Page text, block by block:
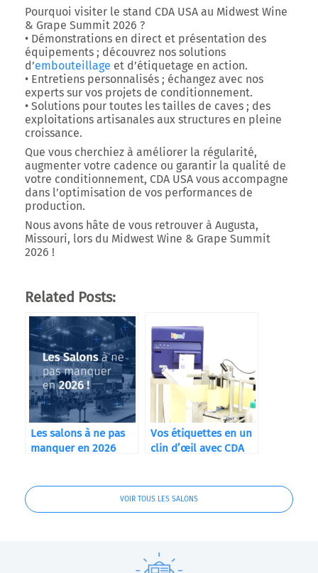
Pourquoi visiter le stand CDA USA au Midwest Wine
& Grape Summit 2026 ?
• Démonstrations en direct et présentation des
équipements ; découvrez nos solutions
d’embouteillage et d’étiquetage en action.
• Entretiens personnalisés ; échangez avec nos
experts sur vos projets de conditionnement.
• Solutions pour toutes les tailles de caves ; des
exploitations artisanales aux structures en pleine
croissance.
Que vous cherchiez à améliorer la régularité,
augmenter votre cadence ou garantir la qualité de
votre conditionnement, CDA USA vous accompagne
dans l’optimisation de vos performances de
production.
Nous avons hâte de vous retrouver à Augusta,
Missouri, lors du Midwest Wine & Grape Summit
2026 !
Related Posts:
Les salons à ne pas
manquer en 2026
Vos étiquettes en un
clin d’œil avec CDA
VOIR TOUS LES SALONS